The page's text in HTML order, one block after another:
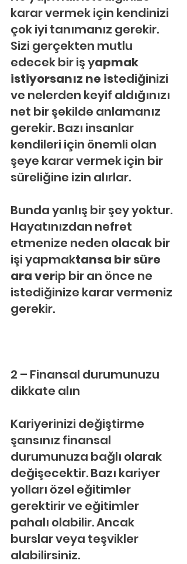
karar vermek için kendinizi
çok iyi tanımanız gerekir.
Sizi gerçekten mutlu
edecek bir iş yapmak
istiyorsanız ne istediğinizi
ve nelerden keyif aldığınızı
net bir şekilde anlamanız
gerekir. Bazı insanlar
kendileri için önemli olan
şeye karar vermek için bir
süreliğine izin alırlar.
Bunda yanlış bir şey yoktur.
Hayatınızdan nefret
etmenize neden olacak bir
işi yapmaktansa bir süre
ara verip bir an önce ne
istediğinize karar vermeniz
gerekir.
2 – Finansal durumunuzu
dikkate alın
Kariyerinizi değiştirme
şansınız finansal
durumunuza bağlı olarak
değişecektir. Bazı kariyer
yolları özel eğitimler
gerektirir ve eğitimler
pahalı olabilir. Ancak
burslar veya teşvikler
alabilirsiniz.